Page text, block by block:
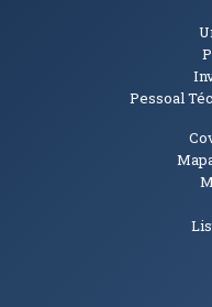
Pessoal
Informações